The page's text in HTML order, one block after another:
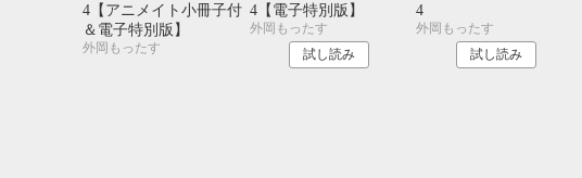
4【アニメイト小冊子付
＆電子特別版】
外岡もったす
4【電子特別版】
外岡もったす
試し読み
4
外岡もったす
試し読み